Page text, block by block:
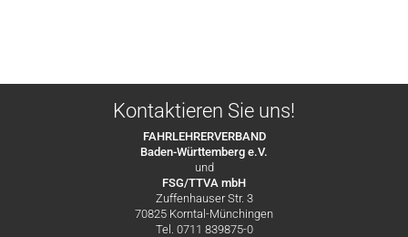
Kontaktieren Sie uns!
FAHRLEHRERVERBAND
Baden-Württemberg e.V.
und
FSG/TTVA mbH
Zuffenhauser Str. 3
70825 Korntal-Münchingen
Tel. 0711 839875-0